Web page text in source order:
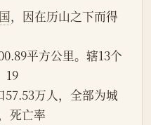
，因在历山之下而得
100.89平方公里。辖13个
19
万人，全部为城
死亡率